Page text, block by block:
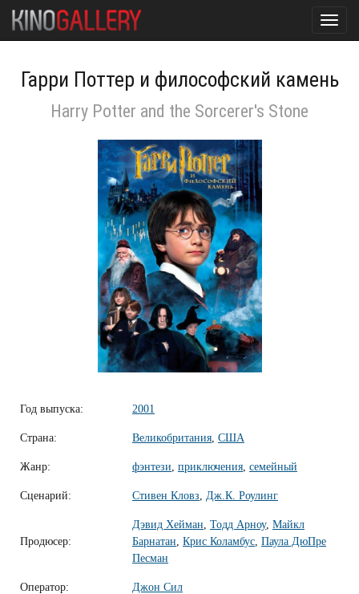
Гарри Поттер и философский камень
Harry Potter and the Sorcerer's Stone
Год выпуска: 2001
Страна: Великобритания США
Жанр: фэнтези приключения семейный
Сценарий: Стивен Кловз Дж.К. Роулинг
Продюсер:
Дэвид Хейман Тодд Арноу, Майкл
Барнатан Крис Коламбус Паула ДюПре
Песман
Оператор: Джон Сил